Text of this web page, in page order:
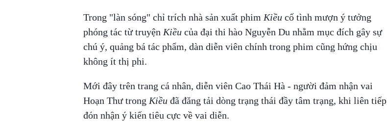
Trong "làn sóng" chỉ trích nhà sản xuất phim Kiềucố tình mượn ý tưởng
phóng tác từ truyện Kiềucủa đại thi hào Nguyễn Du nhằm mục đích gây sự
chú ý, quảng bá tác phẩm, dàn diễn viên chính trong phim cũng hứng chịu
không ít thị phi.
Mới đây trên trang cá nhân, diễn viên Cao Thái Hà - người đảm nhận vai
Hoạn Thư trong Kiềuđã đăng tải dòng trạng thái đầy tâm trạng, khi liên tiếp
đón nhận ý kiến tiêu cực về vai diễn.